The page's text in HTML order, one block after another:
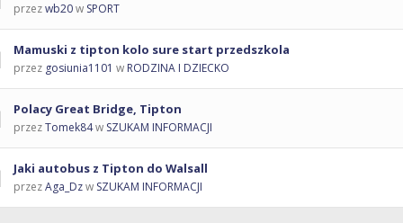
przezwb20w SPORT
Mamuski z tipton kolo sure start przedszkola
przez gosiunia1101 w RODZINA I DZIECKO
Polacy Great Bridge, Tipton
przezTomek84w SZUKAM INFORMACJI
Jaki autobus z Tipton do Walsall
przezAga_Dzw SZUKAM INFORMACJI